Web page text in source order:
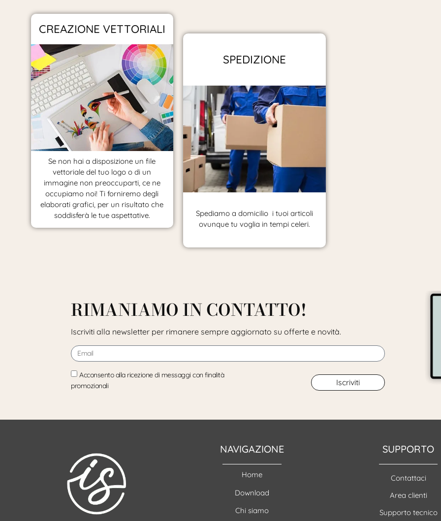
CREAZIONE VETTORIALI
Se non hai a disposizione un file
vettoriale del tuo logo o di un
immagine non preoccuparti, ce ne
occupiamo noi! Ti forniremo degli
elaborati grafici, per un risultato che
soddisferà le tue aspettative.
SPEDIZIONE
Spediamo a domicilio i tuoi articoli
ovunque tu voglia in tempi celeri.
RIMANIAMO IN CONTATTO!
Iscriviti alla newsletter per rimanere sempre aggiornato su offerte e novità.
Acconsento alla ricezione di messaggi con finalità
promozionali
Iscriviti
NAVIGAZIONE
Home
Download
Chi siamo
SUPPORTO
Contattaci
Area clienti
Supporto tecnico